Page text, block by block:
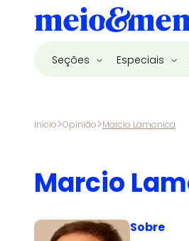
Seções Especiais
Início>Opinião>Marcio Lamonica
Marcio
Sobre